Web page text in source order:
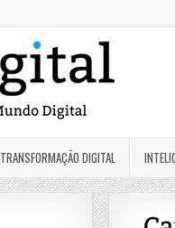
TRANSFORMAÇÃO DIGITAL